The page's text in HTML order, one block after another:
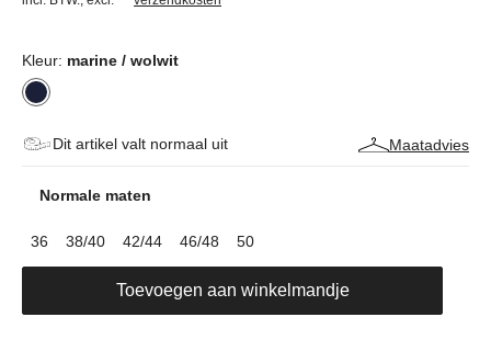
Kleur: marine / wolwit
Dit artikel valt normaal uit Maatadvies
Normale maten
36 38/40 42/44 46/48 50
Toevoegen aan winkelmandje